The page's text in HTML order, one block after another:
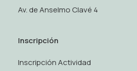
Av. de Anselmo Clavé 4
Inscripción
Inscripción Actividad